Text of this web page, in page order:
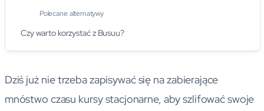
Polecane alternatywy
Czy warto korzystać z Busuu?
Dziś już nie trzeba zapisywać się na zabierające
mnóstwo czasu kursy stacjonarne, aby szlifować swoje